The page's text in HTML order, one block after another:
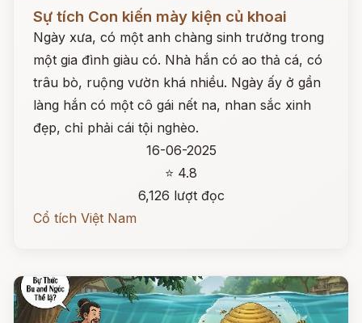
Sự tích Con kiến mày kiện củ khoai
Ngày xưa, có một anh chàng sinh trưởng trong
một gia đình giàu có. Nhà hắn có ao thả cá, có
trâu bò, ruộng vườn khá nhiều. Ngày ấy ở gần
làng hắn có một cô gái nết na, nhan sắc xinh
đẹp, chỉ phải cái tội nghèo.
16-06-2025
⭐ 4.8
6,126 lượt đọc
Cổ tích Việt Nam